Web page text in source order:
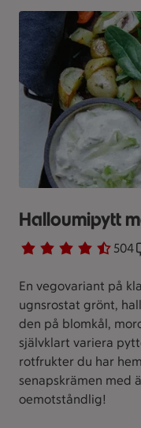
Halloumipytt
Betyg 4.7 av 5. 504
504 personer har
En vegovariant på
ugnsrostat grönt,
den på blomkål,
självklart variera
rotfrukter du har
senapskrämen med
oemotståndlig!